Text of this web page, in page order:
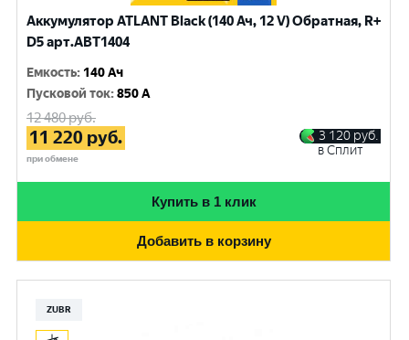
Аккумулятор ATLANT Black (140 Ач, 12 V) Обратная, R+
D5 арт.ABT1404
Емкость: 140 Ач
Пусковой ток:850 A
12 480руб.
11 220 руб.
при обмене
3 120 руб.
в Сплит
Купить в 1 клик
Добавить в корзину
ZUBR